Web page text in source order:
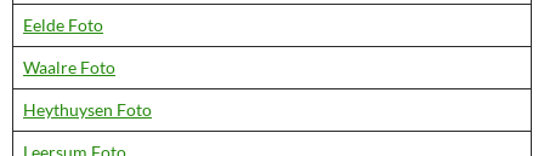
Eelde Foto
Waalre Foto
Heythuysen Foto
Leersum Foto